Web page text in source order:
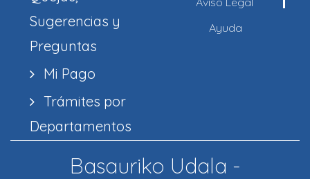
Sugerencias y
Preguntas
Mi Pago
Trámites por
Departamentos
Ayuda
Basauriko Udala -